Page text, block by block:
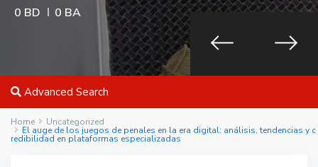
0 BD 0 BA
Advanced Search
Home Uncategorized
El auge de los juegos de penales en la era digital: análisis, tendencias y c
redibilidad en plataformas especializadas